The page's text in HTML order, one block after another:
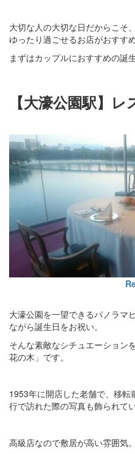
大切な人の大切な日だからこそ
ゆったり過ごせるお店がおすすめ
まずはカップルにおすすめの誕
【大濠公園駅】
大濠公園を一望できるパノラマ
ながら誕生日をお祝い。
そんな素敵なシチュエーション
花の木」です。
1953年に開店した老舗で、移
行で訪れた際の写真も飾られてい
高級店なので敷居が高い雰囲気。